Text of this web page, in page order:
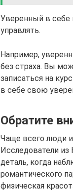
Уверенный в себе
управлять.
Например,
без страха. Вы
записаться на
в себе свою
Обратите
Чаще всего люди
Исследователи
деталь, когда
романтического
физическая